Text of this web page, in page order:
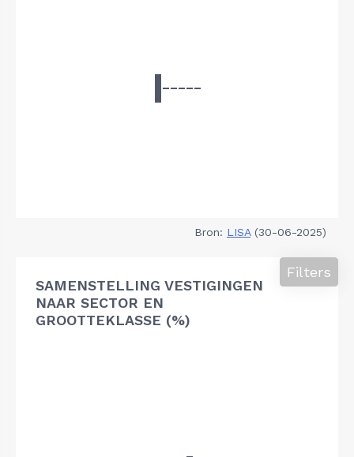
Bron: LISA(30-06-2025)
SAMENSTELLING VESTIGINGEN
NAAR SECTOR EN
GROOTTEKLASSE (%)
Filters